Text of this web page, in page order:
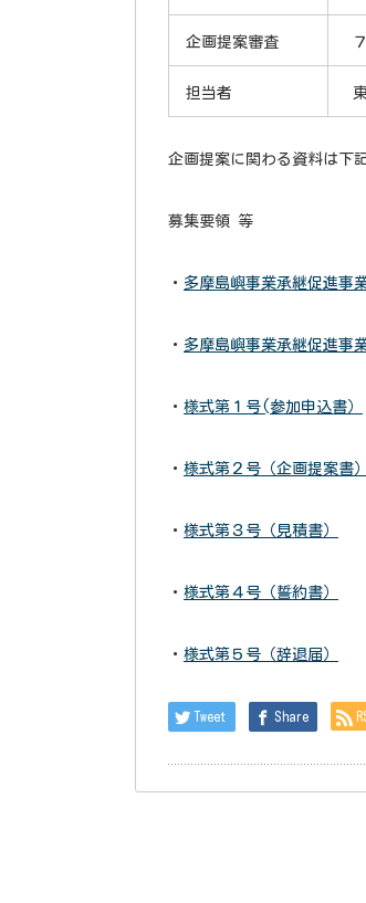
企画提案審査
担当者
企画提案に関わる資料は下
募集要領 等
・ 多摩島嶼事業承継促進事
・ 多摩島嶼事業承継促進事
・ 様式第１号(参加申込書）
・ 様式第２号（企画提案書）
・ 様式第３号（見積書）
・ 様式第４号（誓約書）
・ 様式第５号（辞退届）
Tweet Share